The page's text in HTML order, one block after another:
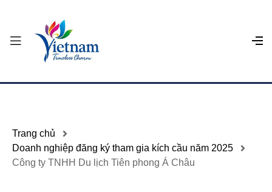
Trang chủ
Doanh nghiệp đăng ký tham gia kích cầu năm 2025
Công ty TNHH Du lịch Tiên phong Á Châu